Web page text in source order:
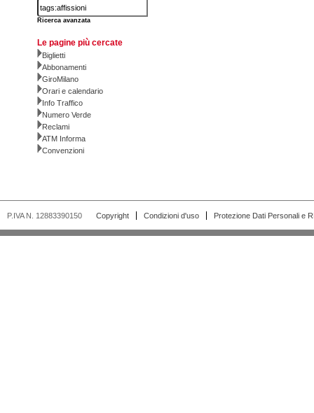
Ricerca avanzata
Le pagine più cercate
Biglietti
Abbonamenti
GiroMilano
Orari e calendario
Info Traffico
Numero Verde
Reclami
ATM Informa
Convenzioni
P.IVA N. 12883390150 Copyright Condizioni d'uso Protezione Dati Personali e